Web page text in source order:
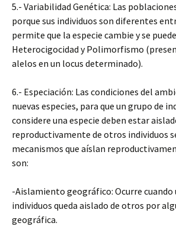
5.- Variabilidad Genética: Las
porque sus individuos son diferentes
permite que la especie cambie y se
Heterocigocidad y Polimorfismo
alelos en un locus determinado).
6.- Especiación: Las condiciones del
nuevas especies, para que un grupo de
considere una especie deben estar
reproductivamente de otros individuos
mecanismos que aíslan
son:
-Aislamiento geográfico: Ocurre cuando
individuos queda aislado de otros por
geográfica.